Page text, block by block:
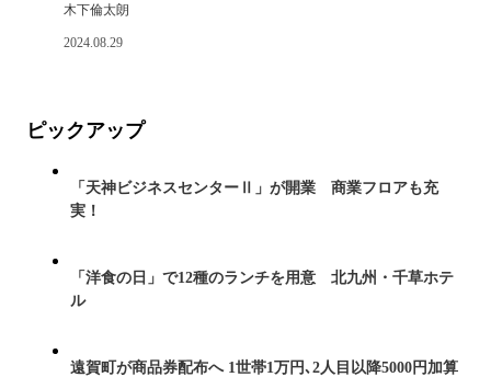
木下倫太朗
2024.08.29
ピックアップ
「天神ビジネスセンターⅡ」が開業 商業フロアも充
実！
「洋食の日」で12種のランチを用意 北九州・千草ホテ
ル
遠賀町が商品券配布へ 1世帯1万円､2人目以降5000円加算